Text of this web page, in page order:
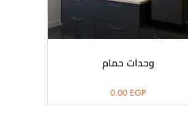
وحدات حمام
0.00 EGP